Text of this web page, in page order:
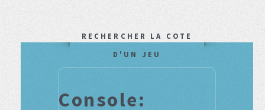
RECHERCHER LA COTE
D'UN JEU
Console: